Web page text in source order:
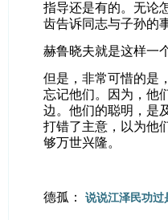
指导还是有的。无论
齿告诉同志与子孙的
赫鲁晓夫就是这样一
但是，非常可惜的是
忘记他们。因为，他
边。他们的聪明，是
打错了主意，以为他
够万世兴隆。
德孤： 说说江泽民功过